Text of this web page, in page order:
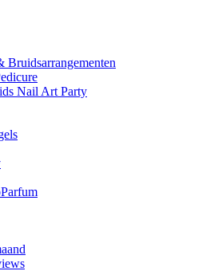
Bruidsarrangementen
Nail Art Party